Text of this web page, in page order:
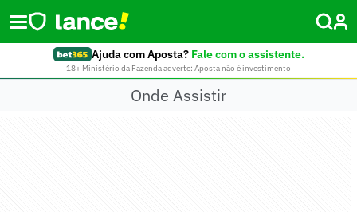
Ajuda com Aposta? Fale com o assistente.
18+ Ministério da Fazenda adverte: Aposta não é investimento
Onde Assistir